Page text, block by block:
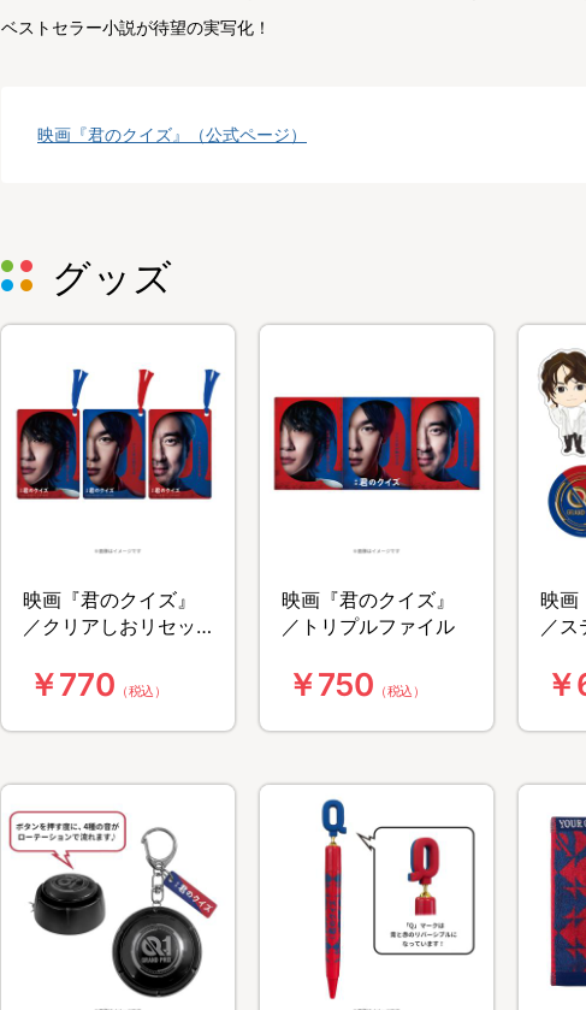
ベストセラー小説が待望の実写化！
映画『君のクイズ』（公式ページ）
グッズ
映画『君のクイズ』
／クリアしおリセッ
￥770 （税込）
映画『君のクイズ』
／トリプルファイル
￥750 （税込）
映画
／ス